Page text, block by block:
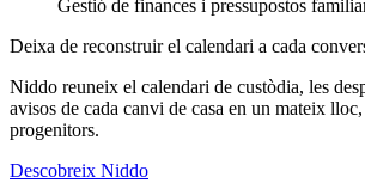
Gestió de finances i pressupostos
Deixa de reconstruir el calendari a cada
Niddo reuneix el calendari de custòdia, les
avisos de cada canvi de casa en un mateix
progenitors.
Descobreix Niddo